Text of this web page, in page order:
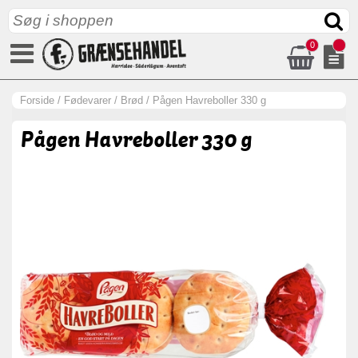
0
Forside / Fødevarer / Brød / Pågen Havreboller 330 g
Pågen Havreboller 330 g